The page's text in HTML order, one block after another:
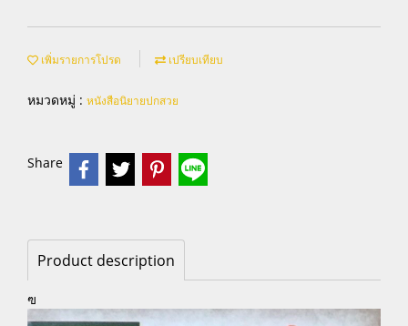
เพิ่มรายการโปรด เปรียบเทียบ
หมวดหมู่ : หนังสือนิยายปกสวย
Share
Product description
ฃ